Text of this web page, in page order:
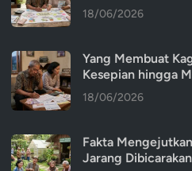
18/06/2026
Yang Membuat
Kesepian hingga
18/06/2026
Fakta
Jarang